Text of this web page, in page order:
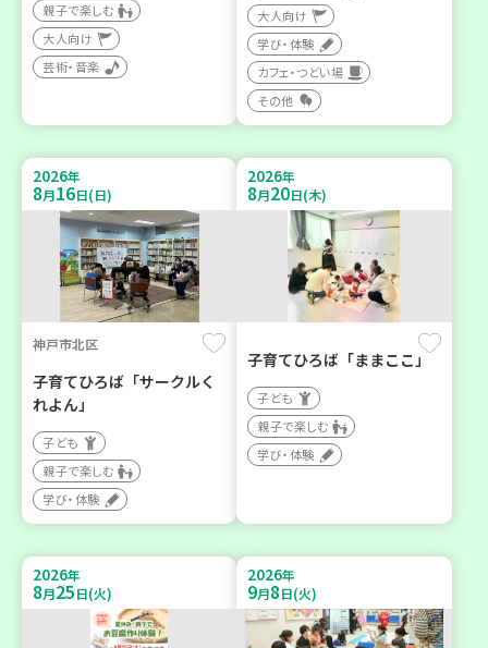
親子で楽しむ
大人向け
芸術・音楽
大人向け
学び・体験
カフェ・つどい場
その他
2026年
8月16日(日)
神戸市北区
子育てひろば「サークルく
れよん」
子ども
親子で楽しむ
学び・体験
2026年
8月20日(木)
子育てひろば「ままここ」
子ども
親子で楽しむ
学び・体験
2026年
8月25日(火)
2026年
9月8日(火)